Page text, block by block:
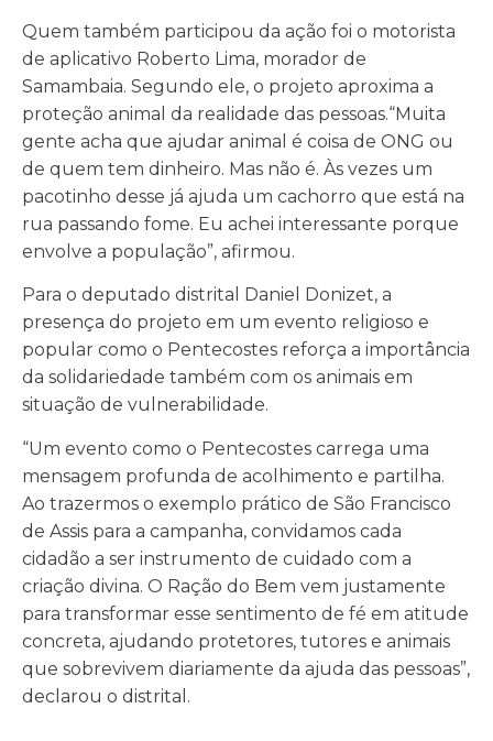
Quem também participou da ação foi o motorista
de aplicativo Roberto Lima, morador de
Samambaia. Segundo ele, o projeto aproxima a
proteção animal da realidade das pessoas.“Muita
gente acha que ajudar animal é coisa de ONG ou
de quem tem dinheiro. Mas não é. Às vezes um
pacotinho desse já ajuda um cachorro que está na
rua passando fome. Eu achei interessante porque
envolve a população”, afirmou.
Para o deputado distrital Daniel Donizet, a
presença do projeto em um evento religioso e
popular como o Pentecostes reforça a importância
da solidariedade também com os animais em
situação de vulnerabilidade.
“Um evento como o Pentecostes carrega uma
mensagem profunda de acolhimento e partilha.
Ao trazermos o exemplo prático de São Francisco
de Assis para a campanha, convidamos cada
cidadão a ser instrumento de cuidado com a
criação divina. O Ração do Bem vem justamente
para transformar esse sentimento de fé em atitude
concreta, ajudando protetores, tutores e animais
que sobrevivem diariamente da ajuda das pessoas”,
declarou o distrital.